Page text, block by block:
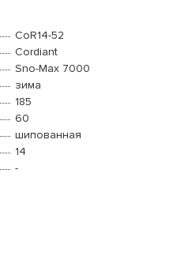
CoR14-52
Cordiant
Sno-Max 7000
зима
185
60
шипованная
14
-